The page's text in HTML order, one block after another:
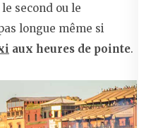
second ou le
longue même si
aux heures de pointe.